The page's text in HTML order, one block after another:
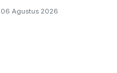
06 Agustus 2026